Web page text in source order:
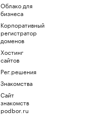
Облако для
бизнеса
Корпоративный
регистратор
доменов
Хостинг
сайтов
Рег.решения
Знакомства
Сайт
знакомств
podbor.ru